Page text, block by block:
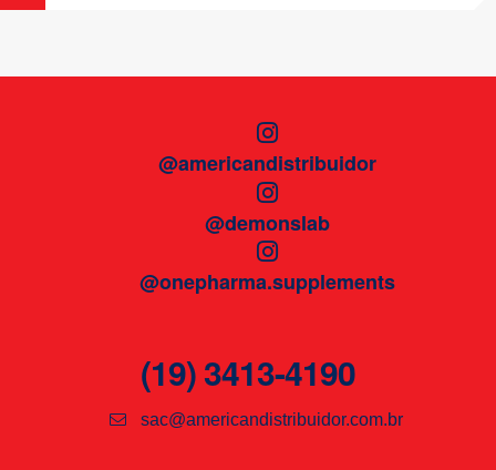
@americandistribuidor
@demonslab
@onepharma.supplements
(19) 3413-4190
sac@americandistribuidor.com.br